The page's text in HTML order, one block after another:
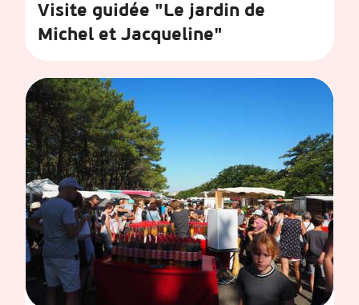
Visite guidée "Le jardin de
Michel et Jacqueline"